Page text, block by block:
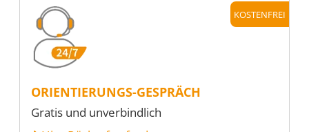
KOSTENFREI
ORIENTIERUNGS-GESPRÄCH
Gratis und unverbindlich